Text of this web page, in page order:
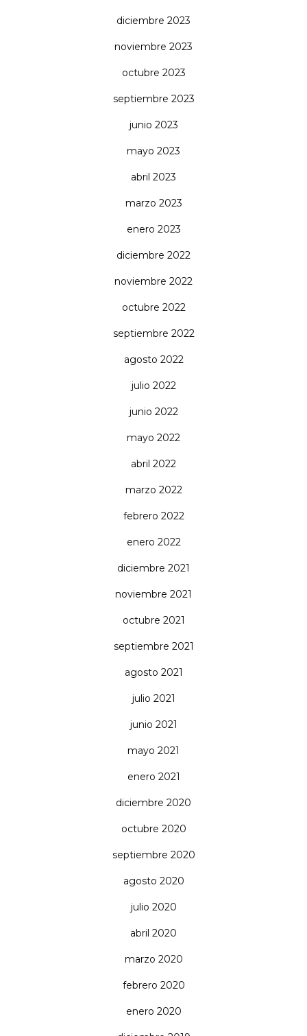
diciembre 2023
noviembre 2023
octubre 2023
septiembre 2023
junio 2023
mayo 2023
abril 2023
marzo 2023
enero 2023
diciembre 2022
noviembre 2022
octubre 2022
septiembre 2022
agosto 2022
julio 2022
junio 2022
mayo 2022
abril 2022
marzo 2022
febrero 2022
enero 2022
diciembre 2021
noviembre 2021
octubre 2021
septiembre 2021
agosto 2021
julio 2021
junio 2021
mayo 2021
enero 2021
diciembre 2020
octubre 2020
septiembre 2020
agosto 2020
julio 2020
abril 2020
marzo 2020
febrero 2020
enero 2020